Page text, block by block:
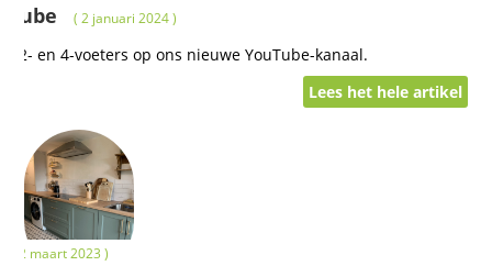
( 2 januari 2024 )
2- en 4-voeters op ons nieuwe YouTube-kanaal.
Lees het hele artikel
( 22 maart 2023 )